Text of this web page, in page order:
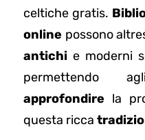
celtiche gratis.
online possono
antichi e moderni
permettendo
approfondire la
questa ricca